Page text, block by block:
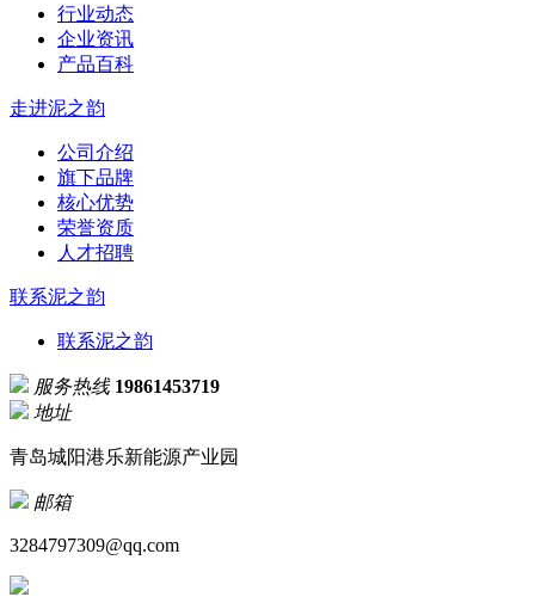
行业动态
企业资讯
产品百科
走进泥之韵
公司介绍
旗下品牌
核心优势
荣誉资质
人才招聘
联系泥之韵
联系泥之韵
服务热线 19861453719
地址
青岛城阳港乐新能源产业园
邮箱
3284797309@qq.com